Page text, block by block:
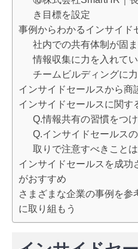
き目標を設定
事例からわかるインサイド
社内での共有体制が固
情報収集に力を入れて
チームビルディングに
インサイドセールスから商
インサイドセールスに関す
Q.情報共有の習慣をつ
Q.インサイドセールス
取りで注意すべきことは
インサイドセールスを成功
がおすすめ
さまざまな企業の事例を参
に取り組もう